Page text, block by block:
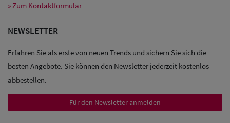
» Zum Kontaktformular
NEWSLETTER
Erfahren Sie als erste von neuen Trends und sichern Sie sich die
besten Angebote. Sie können den Newsletter jederzeit kostenlos
abbestellen.
Für den Newsletter anmelden